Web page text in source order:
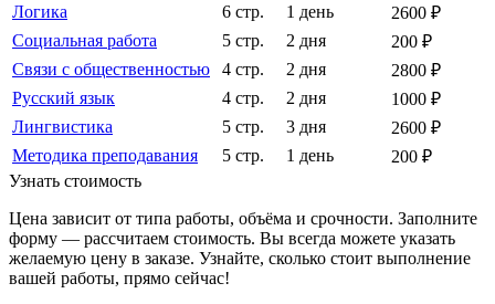
Логика
6 стр. 1 день
2600 ₽
Социальная работа
5 стр. 2 дня
200 ₽
Связи с общественностью
4 стр. 2 дня
2800 ₽
Русский язык
4 стр. 2 дня
1000 ₽
Лингвистика
5 стр. 3 дня
2600 ₽
Методика преподавания
5 стр. 1 день
200 ₽
Узнать стоимость
Цена зависит от типа работы, объёма и срочности. Заполните
форму — рассчитаем стоимость. Вы всегда можете указать
желаемую цену в заказе. Узнайте, сколько стоит выполнение
вашей работы, прямо сейчас!